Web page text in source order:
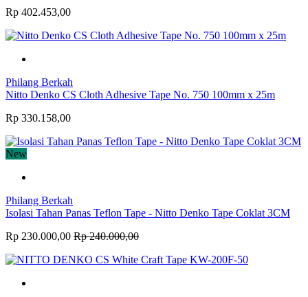
Rp 402.453,00
Philang Berkah
Nitto Denko CS Cloth Adhesive Tape No. 750 100mm x 25m
Rp 330.158,00
New
Philang Berkah
Isolasi Tahan Panas Teflon Tape - Nitto Denko Tape Coklat 3CM
Rp 230.000,00 Rp 240.000,00